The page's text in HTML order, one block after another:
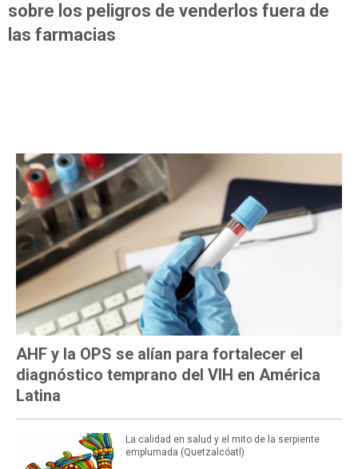
sobre los peligros de venderlos fuera de
las farmacias
AHF y la OPS se alían para fortalecer el
diagnóstico temprano del VIH en América
Latina
La calidad en salud y el mito de la serpiente
emplumada (Quetzalcóatl)